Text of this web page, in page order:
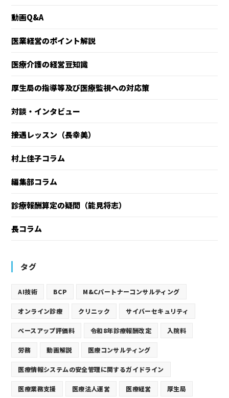
動画Q&A
医業経営のポイント解説
医療介護の経営豆知識
厚生局の指導等及び医療監視への対応策
対談・インタビュー
接遇レッスン（長幸美）
村上佳子コラム
編集部コラム
診療報酬算定の疑問（能見将志）
長コラム
タグ
AI技術 BCP M&Cパートナーコンサルティング
オンライン診療 クリニック サイバーセキュリティ
ベースアップ評価料 令和8年診療報酬改定 入院料
労務 動画解説 医療コンサルティング
医療情報システムの安全管理に関するガイドライン
医療業務支援 医療法人運営 医療経営 厚生局